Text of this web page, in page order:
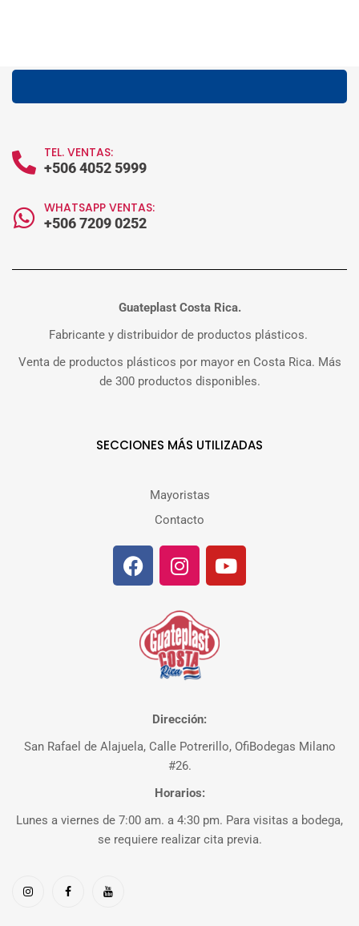
TEL. VENTAS:
+506 4052 5999
WHATSAPP VENTAS:
+506 7209 0252
Guateplast Costa Rica.
Fabricante y distribuidor de productos plásticos.
Venta de productos plásticos por mayor en Costa Rica. Más
de 300 productos disponibles.
SECCIONES MÁS UTILIZADAS
Mayoristas
Contacto
Dirección:
San Rafael de Alajuela, Calle Potrerillo, OfiBodegas Milano
#26.
Horarios:
Lunes a viernes de 7:00 am. a 4:30 pm. Para visitas a bodega,
se requiere realizar cita previa.